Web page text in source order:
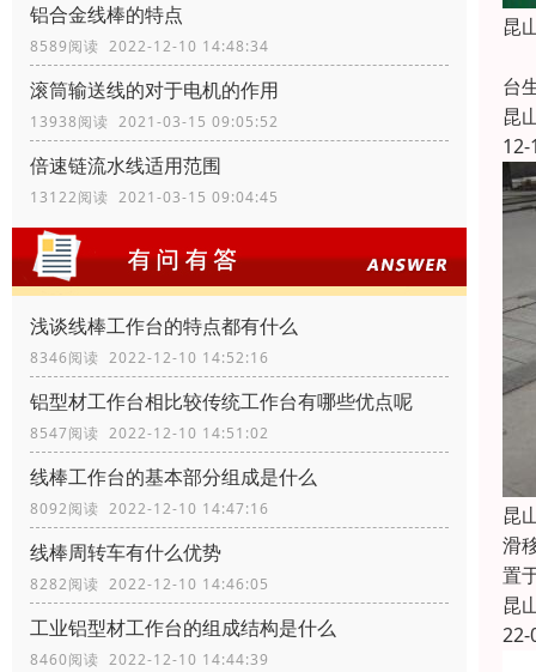
铝合金线棒的特点
8589阅读 2022-12-10 14:48:34
滚筒输送线的对于电机的作用
13938阅读 2021-03-15 09:05:52
倍速链流水线适用范围
13122阅读 2021-03-15 09:04:45
浅谈线棒工作台的特点都有什么
8346阅读 2022-12-10 14:52:16
铝型材工作台相比较传统工作台有哪些优点呢
8547阅读 2022-12-10 14:51:02
线棒工作台的基本部分组成是什么
8092阅读 2022-12-10 14:47:16
线棒周转车有什么优势
8282阅读 2022-12-10 14:46:05
工业铝型材工作台的组成结构是什么
8460阅读 2022-12-10 14:44:39
昆
台
昆
12-
昆
滑
置
昆
22-